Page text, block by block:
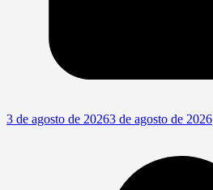
3 de agosto de 20263 de agosto de 2026